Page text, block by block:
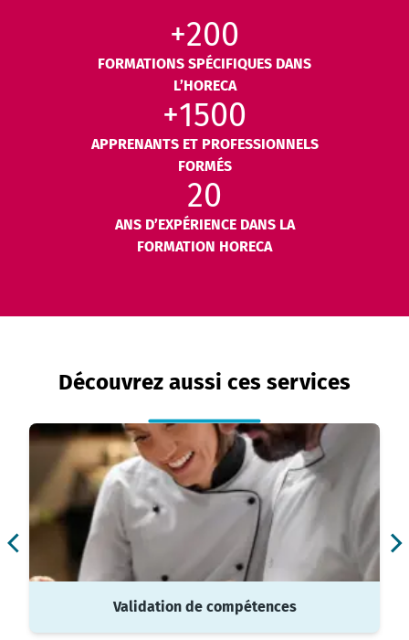
+200
FORMATIONS SPÉCIFIQUES DANS
L’HORECA
+1500
APPRENANTS ET PROFESSIONNELS
FORMÉS
20
ANS D’EXPÉRIENCE DANS LA
FORMATION HORECA
Découvrez aussi ces services
Validation de compétences